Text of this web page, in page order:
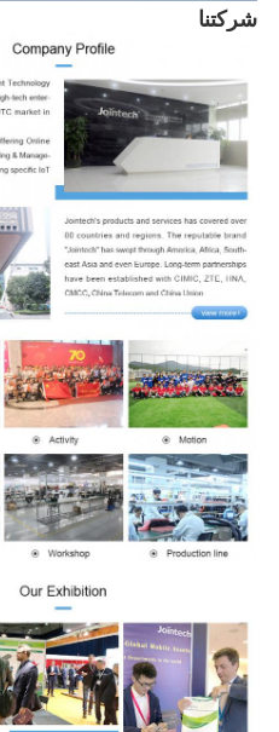
شركتنا